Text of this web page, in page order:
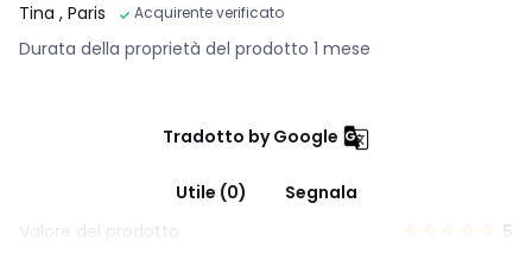
Tina , Paris Acquirente verificato
Durata della proprietà del prodotto 1 mese
Tradotto by Google
Utile (0)
Segnala
Valore del prodotto
5